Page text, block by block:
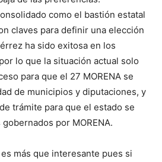
como el bastión estatal
claves para definir una elección
ha sido exitosa en los
lo que la situación actual solo
para que el 27 MORENA se
de municipios y diputaciones, y
trámite para que el estado se
por MORENA.
más que interesante pues si